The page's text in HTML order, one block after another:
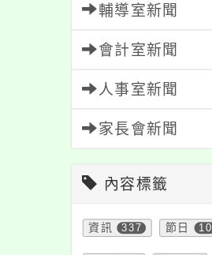
輔導室新聞
會計室新聞
人事室新聞
家長會新聞
內容標籤
資訊 337 節日 10